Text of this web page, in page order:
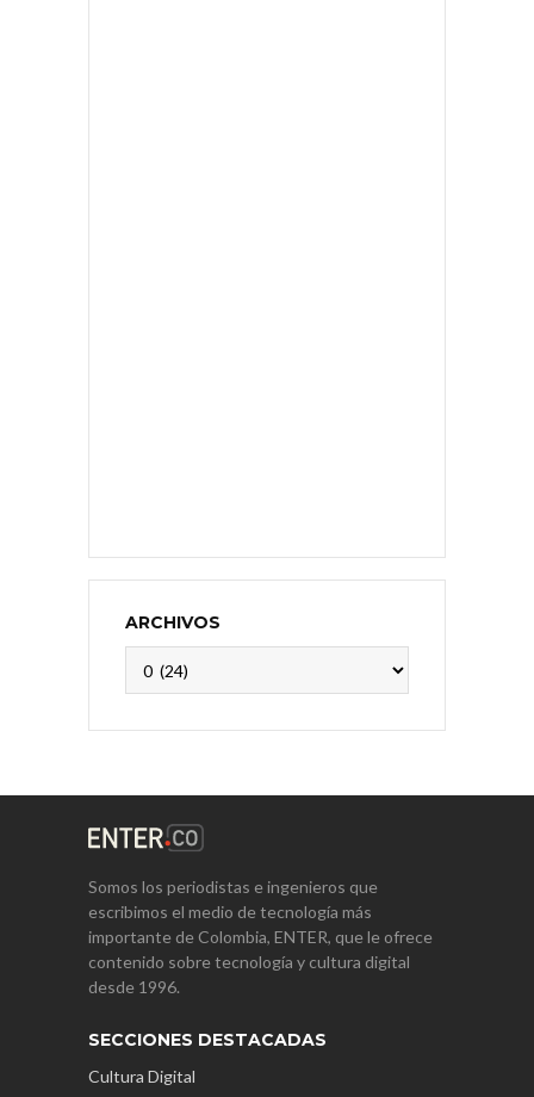
ARCHIVOS
Somos los periodistas e ingenieros que
escribimos el medio de tecnología más
importante de Colombia, ENTER, que le ofrece
contenido sobre tecnología y cultura digital
desde 1996.
SECCIONES DESTACADAS
Cultura Digital